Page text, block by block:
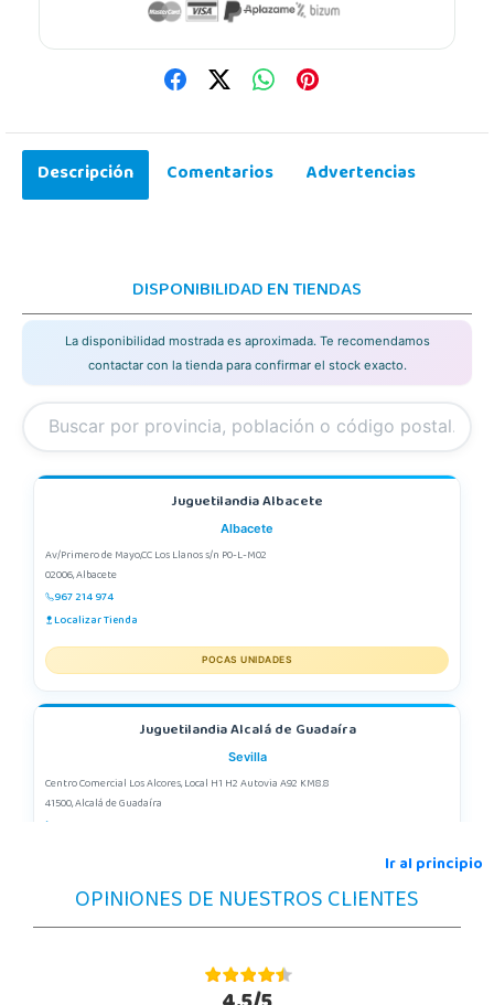
Descripción Comentarios Advertencias
DISPONIBILIDAD EN TIENDAS
La disponibilidad mostrada es aproximada. Te recomendamos
contactar con la tienda para confirmar el stock exacto.
Juguetilandia Albacete
Albacete
Av/Primero de Mayo,CC Los Llanos s/n P0-L-M02
02006, Albacete
967 214 974
Localizar Tienda
POCAS UNIDADES
Juguetilandia Alcalá de Guadaíra
Sevilla
Centro Comercial Los Alcores, Local H1 H2 Autovia A92 KM8.8
41500, Alcalá de Guadaíra
Juguetilandia Alcobendas
Madrid
Ir al principio
OPINIONES DE NUESTROS CLIENTES